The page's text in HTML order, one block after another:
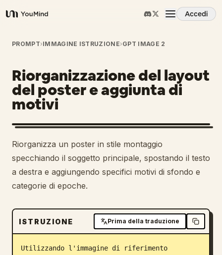
YouMind
Accedi
Panoramica
Casi d'uso
Abilità
Prompt
Prezzi
Blog
PROMPT›IMMAGINE ISTRUZIONE›GPT IMAGE 2
Riorganizzazione del layout
del poster e aggiunta di
motivi
Riorganizza un poster in stile montaggio
specchiando il soggetto principale, spostando il testo
a destra e aggiungendo specifici motivi di sfondo e
categorie di epoche.
ISTRUZIONE Prima della traduzione
Utilizzando l'immagine di riferimento